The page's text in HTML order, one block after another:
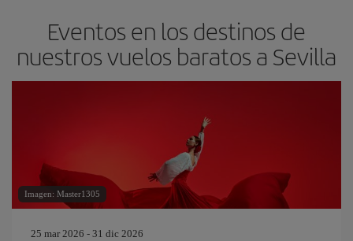
Eventos en los destinos de
nuestros vuelos baratos a Sevilla
Imagen: Master1305
25 mar 2026 - 31 dic 2026